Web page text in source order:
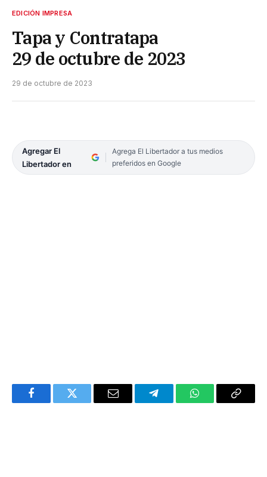
EDICIÓN IMPRESA
Tapa y Contratapa
29 de octubre de 2023
29 de octubre de 2023
Agregar El
Libertador en
Agrega El Libertador a tus medios
preferidos en Google
FacebookTwitter Email TelegramWhatsAppCopy